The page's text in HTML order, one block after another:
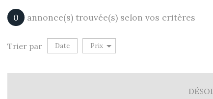
0 annonce(s) trouvée(s) selon vos critères
Vente
Trier par Date Prix